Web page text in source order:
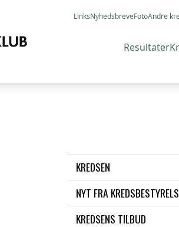
LinksNyhedsbreveFotoAndre
Resultater
KREDSEN
NYT FRA
KREDSENS TILBUD